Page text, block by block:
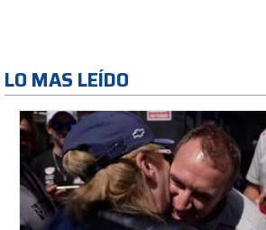
LO MAS LEÍDO